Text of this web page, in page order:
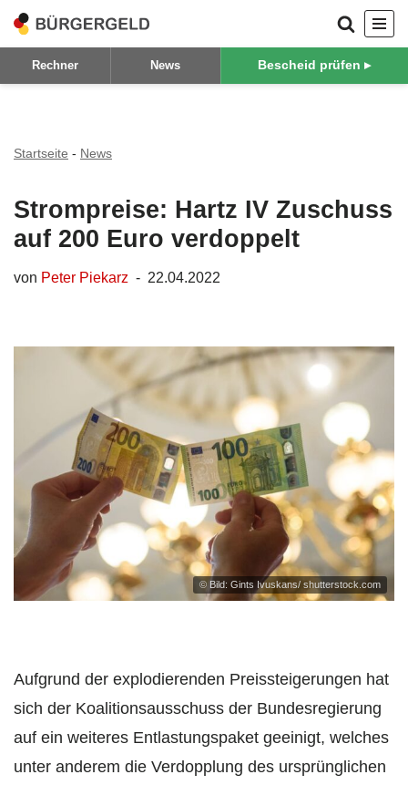
Zum
Inhalt
Rechner News Bescheid prüfen ▸
Startseite - News
Strompreise: Hartz IV Zuschuss
auf 200 Euro verdoppelt
von Peter Piekarz 22.04.2022
© Bild: Gints Ivuskans/ shutterstock.com
Aufgrund der explodierenden Preissteigerungen hat
sich der Koalitionsausschuss der Bundesregierung
auf ein weiteres Entlastungspaket geeinigt, welches
unter anderem die Verdopplung des ursprünglichen